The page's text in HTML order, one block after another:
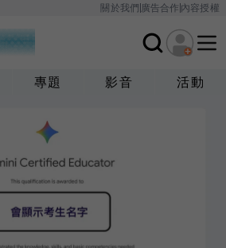
關於我們廣告合作內容授權
專題 影音 活動